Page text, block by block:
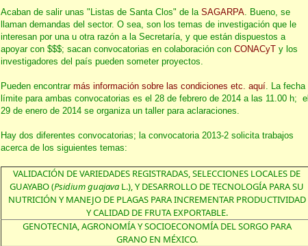
Acaban de salir unas "Listas de Santa Clos" de la SAGARPA. Bueno, se
llaman demandas del sector. O sea, son los temas de investigación que le
interesan por una u otra razón a la Secretaría, y que están dispuestos a
apoyar con $$$; sacan convocatorias en colaboración con CONACyT y los
investigadores del país pueden someter proyectos.
Pueden encontrar más información sobre las condiciones etc. aquí. La fecha
límite para ambas convocatorias es el 28 de febrero de 2014 a las 11.00 h; el
29 de enero de 2014 se organiza un taller para aclaraciones.
Hay dos diferentes convocatorias; la convocatoria 2013-2 solicita trabajos
acerca de los siguientes temas:
VALIDACIÓN DE VARIEDADES REGISTRADAS, SELECCIONES LOCALES DE
GUAYABO (Psidium guajava L.), Y DESARROLLO DE TECNOLOGÍA PARA SU
NUTRICIÓN Y MANEJO DE PLAGAS PARA INCREMENTAR PRODUCTIVIDAD
Y CALIDAD DE FRUTA EXPORTABLE.
GENOTECNIA, AGRONOMÍA Y SOCIOECONOMÍA DEL SORGO PARA
GRANO EN MÉXICO.